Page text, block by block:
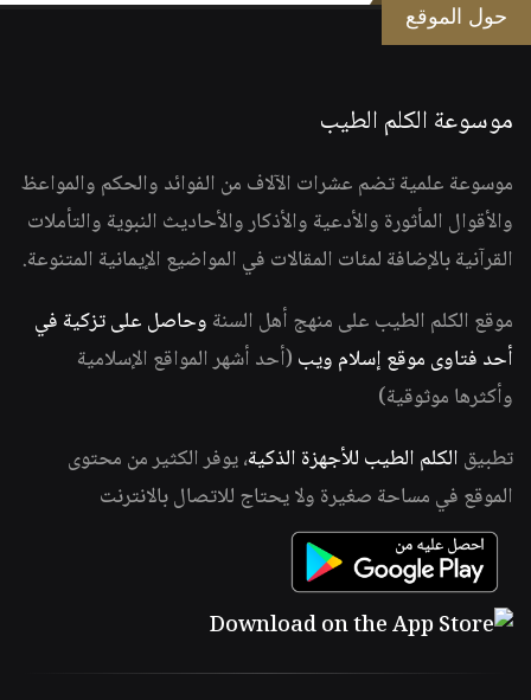
حول الموقع
موسوعة الكلم الطيب
موسوعة علمية تضم عشرات الآلاف من الفوائد والحكم والمواعظ
والأقوال المأثورة والأدعية والأذكار والأحاديث النبوية والتأملات
القرآنية بالإضافة لمئات المقالات في المواضيع الإيمانية المتنوعة.
موقع الكلم الطيب على منهج أهل السنة وحاصل على تزكية في
أحد فتاوى موقع إسلام ويب (أحد أشهر المواقع الإسلامية
وأكثرها موثوقية)
تطبيق الكلم الطيب للأجهزة الذكية، يوفر الكثير من محتوى
الموقع في مساحة صغيرة ولا يحتاج للاتصال بالانترنت